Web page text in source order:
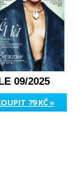
09/2025
79 KČ »